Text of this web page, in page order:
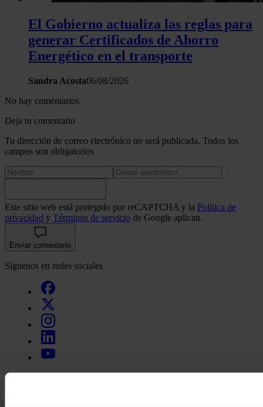
El Gobierno actualiza las reglas para
generar Certificados de Ahorro
Energético en el transporte
Sandra Acosta06/08/2026
No hay comentarios
Deja tu comentario
Tu dirección de correo electrónico no será publicada. Todos los
campos son obligatorios
Este sitio web está protegido por reCAPTCHA y la Política de
privacidad y Términos de servicio de Google aplican.
Enviar comentario
Síguenos en redes sociales